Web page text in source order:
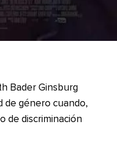
Bader Ginsburg
de género cuando,
de discriminación